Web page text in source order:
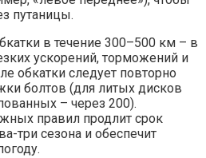
путаницы.
в течение 300–500 км – в
ускорений, торможений и
обкатки следует повторно
болтов (для литых дисков
– через 200).
правил продлит срок
три сезона и обеспечит